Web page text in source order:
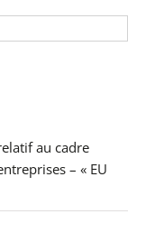
au cadre
– « EU